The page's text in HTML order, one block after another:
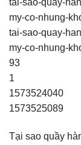
my-co-nhung-
tai-sao-quay-
my-co-nhung-
93
1
1573524040
1573525089
Tại sao quầy